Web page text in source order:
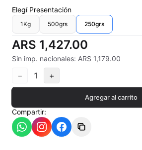
Conos pirometricos Orton
Contramoldes
Crisoles refractarios
Engobes
Esmaltes Artisticos
Elegí Presentación
1Kg 500grs 250grs
ARS 1,427.00
Sin imp. nacionales: ARS 1,179.00
− 1 +
Agregar al carrito
Compartir: